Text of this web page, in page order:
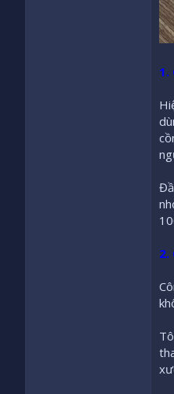
1.
2.